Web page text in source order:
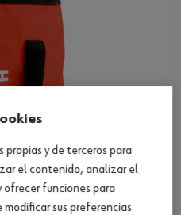
propias y de terceros para
el contenido, analizar el
ofrecer funciones para
modificar sus preferencias